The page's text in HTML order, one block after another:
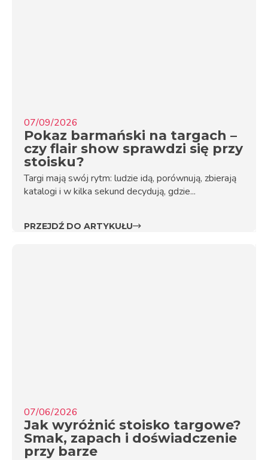
07/09/2026
Pokaz barmański na targach –
czy flair show sprawdzi się przy
stoisku?
Targi mają swój rytm: ludzie idą, porównują, zbierają
katalogi i w kilka sekund decydują, gdzie...
PRZEJDŹ DO ARTYKUŁU
07/06/2026
Jak wyróżnić stoisko targowe?
Smak, zapach i doświadczenie
przy barze